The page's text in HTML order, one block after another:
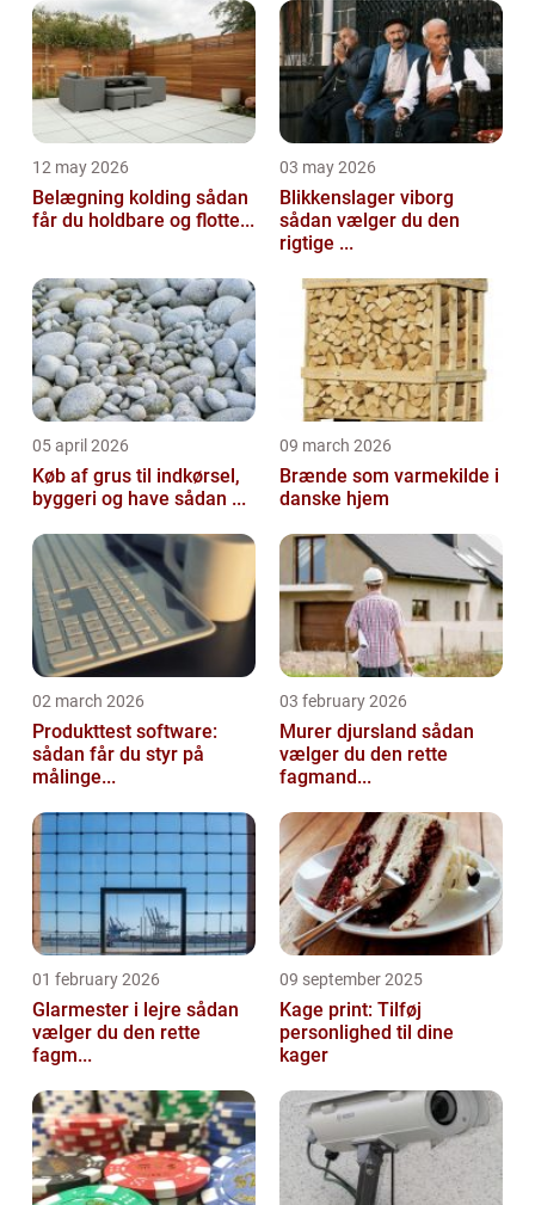
12 may 2026
Belægning kolding sådan
får du holdbare og flotte...
03 may 2026
Blikkenslager viborg
sådan vælger du den
rigtige ...
05 april 2026
Køb af grus til indkørsel,
byggeri og have sådan ...
09 march 2026
Brænde som varmekilde i
danske hjem
02 march 2026
Produkttest software:
sådan får du styr på
målinge...
03 february 2026
Murer djursland sådan
vælger du den rette
fagmand...
01 february 2026
Glarmester i lejre sådan
vælger du den rette
fagm...
09 september 2025
Kage print: Tilføj
personlighed til dine
kager